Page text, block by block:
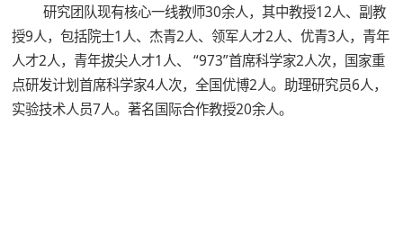
研究团队现有核心一线教师30余人，其中教授12人、副教
授9人，包括院士1人、杰青2人、领军人才2人、优青3人，青年
人才2人，青年拔尖人才1人、 “973”首席科学家2人次，国家重
点研发计划首席科学家4人次，全国优博2人。助理研究员6人，
实验技术人员7人。著名国际合作教授20余人。